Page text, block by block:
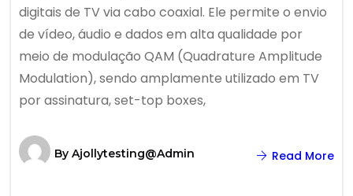
digitais de TV via cabo coaxial. Ele permite o envio
de vídeo, áudio e dados em alta qualidade por
meio de modulação QAM (Quadrature Amplitude
Modulation), sendo amplamente utilizado em TV
por assinatura, set-top boxes,
By Ajollytesting@admin Read More